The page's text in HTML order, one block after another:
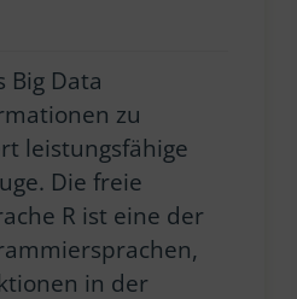
Big Data
zu
leistungsfähige
Die freie
R ist eine der
in der